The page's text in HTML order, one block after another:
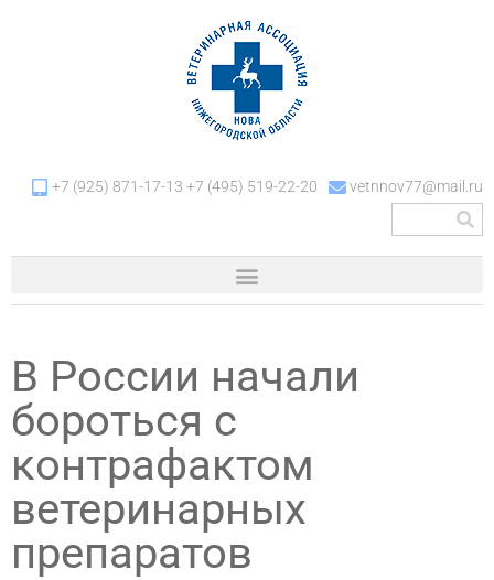
+7 (925) 871-17-13 +7 (495) 519-22-20 vetnnov77@mail.ru
В России начали
бороться с
контрафактом
ветеринарных
препаратов